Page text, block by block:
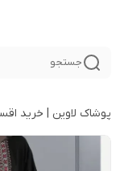
جستجو
پوشاک لاوین | خرید